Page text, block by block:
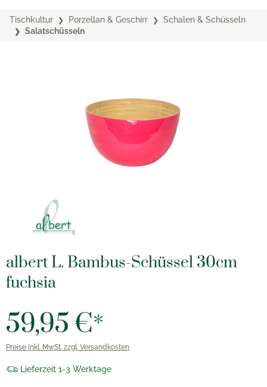
Tischkultur Porzellan & Geschirr
Schalen & Schüsseln
Salatschüsseln
albert L. Bambus-Schüssel 30cm
fuchsia
59,95 €*
Preise inkl. MwSt. zzgl. Versandkosten
Lieferzeit 1-3 Werktage